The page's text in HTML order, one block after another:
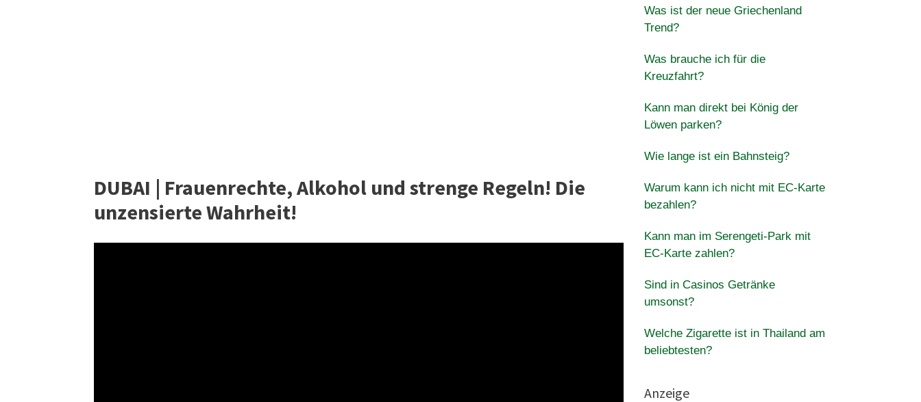
DUBAI | Frauenrechte, Alkohol und strenge Regeln! Die
unzensierte Wahrheit!
Was ist der neue Griechenland
Trend?
Was brauche ich für die
Kreuzfahrt?
Kann man direkt bei König der
Löwen parken?
Wie lange ist ein Bahnsteig?
Warum kann ich nicht mit EC-Karte
bezahlen?
Kann man im Serengeti-Park mit
EC-Karte zahlen?
Sind in Casinos Getränke
umsonst?
Welche Zigarette ist in Thailand am
beliebtesten?
Anzeige